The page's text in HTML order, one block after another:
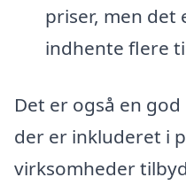
priser, men det
indhente flere
Det er også en
der er inkluderet i
virksomheder